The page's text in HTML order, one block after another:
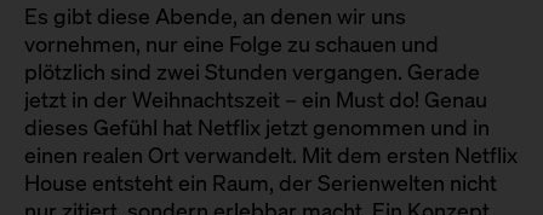
Es gibt diese Abende, an denen wir uns
vornehmen, nur eine Folge zu schauen und
plötzlich sind zwei Stunden vergangen. Gerade
jetzt in der Weihnachtszeit – ein Must do! Genau
dieses Gefühl hat Netflix jetzt genommen und in
einen realen Ort verwandelt. Mit dem ersten Netflix
House entsteht ein Raum, der Serienwelten nicht